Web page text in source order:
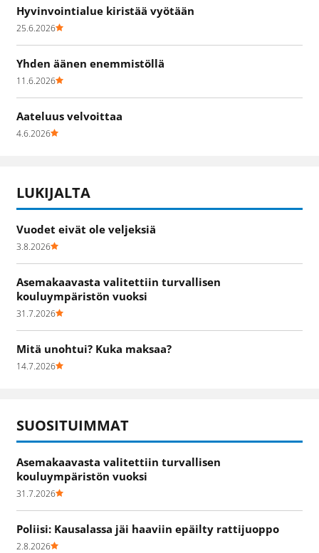
Hyvinvointialue kiristää vyötään
25.6.2026
Yhden äänen enemmistöllä
11.6.2026
Aateluus velvoittaa
4.6.2026
LUKIJALTA
Vuodet eivät ole veljeksiä
3.8.2026
Asemakaavasta valitettiin turvallisen
kouluympäristön vuoksi
31.7.2026
Mitä unohtui? Kuka maksaa?
14.7.2026
SUOSITUIMMAT
Asemakaavasta valitettiin turvallisen
kouluympäristön vuoksi
31.7.2026
Poliisi: Kausalassa jäi haaviin epäilty rattijuoppo
2.8.2026